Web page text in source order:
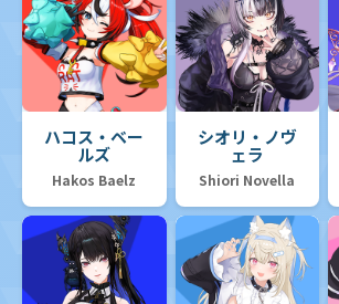
ハコス・ベー
ルズ
Hakos Baelz
シオリ・ノヴ
ェラ
Shiori Novella